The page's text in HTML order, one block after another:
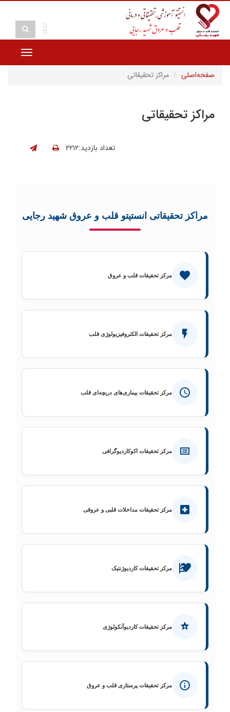
Toggle
صفحه‌اصلی
مراکز تحقیقاتی
مراکز تحقیقاتی
تعداد بازدید:۲۲۱۲
مراکز تحقیقاتی انستیتو قلب و عروق شهید رجایی
مرکز تحقیقات قلب و عروق
مرکز تحقیقات الکتروفیزیولوژی قلب
مرکز تحقیقات بیماری‌های دریچه‌ای قلب
مرکز تحقیقات اکوکاردیوگرافی
مرکز تحقیقات مداخلات قلبی و عروقی
مرکز تحقیقات کاردیوژنتیک
مرکز تحقیقات کاردیوآنکولوژی
مرکز تحقیقات پرستاری قلب و عروق